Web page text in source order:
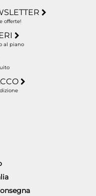
offerte!
al piano